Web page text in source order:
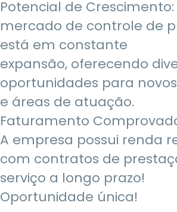
Potencial de Crescimento:
mercado de controle de
está em constante
expansão, oferecendo
oportunidades para
e áreas de atuação.
Faturamento
A empresa possui renda
com contratos de
serviço a longo prazo!
Oportunidade única!